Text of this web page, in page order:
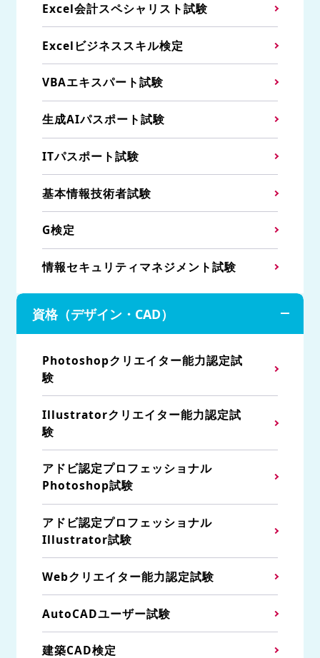
Excel会計スペシャリスト試験
Excelビジネススキル検定
VBAエキスパート試験
生成AIパスポート試験
ITパスポート試験
基本情報技術者試験
G検定
情報セキュリティマネジメント試験
資格（デザイン・CAD）
Photoshopクリエイター能力認定試
験
Illustratorクリエイター能力認定試
験
アドビ認定プロフェッショナル
Photoshop試験
アドビ認定プロフェッショナル
Illustrator試験
Webクリエイター能力認定試験
AutoCADユーザー試験
建築CAD検定